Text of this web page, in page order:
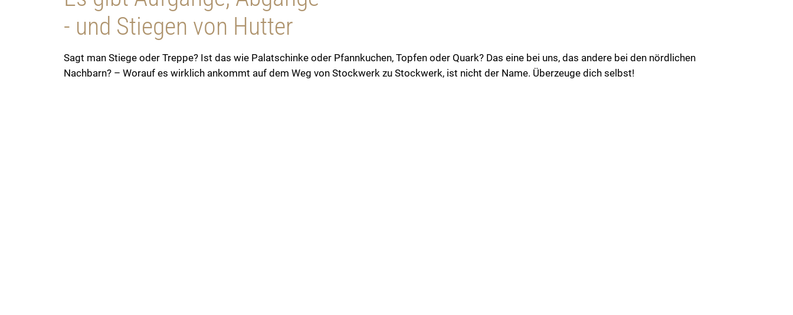
- und Stiegen von Hutter
Sagt man Stiege oder Treppe? Ist das wie Palatschinke oder Pfannkuchen, Topfen oder Quark? Das eine bei uns, das andere bei den nördlichen
Nachbarn? – Worauf es wirklich ankommt auf dem Weg von Stockwerk zu Stockwerk, ist nicht der Name. Überzeuge dich selbst!